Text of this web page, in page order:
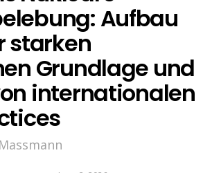
Aufbau
starken
Grundlage und
internationalen